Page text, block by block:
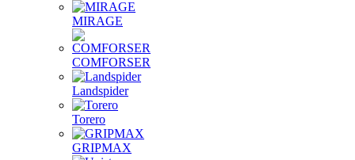
MIRAGE
COMFORSER
Landspider
Torero
GRIPMAX